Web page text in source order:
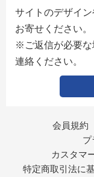
サイトのデザイ
お寄せください。
※ご返信が必要な
連絡ください。
会員規約
プ
カスタマ
特定商取引法に